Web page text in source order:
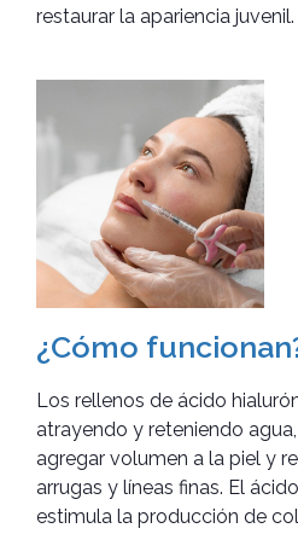
restaurar la apariencia juvenil.
¿Cómo
Los rellenos de ácido
atrayendo y reteniendo
agregar volumen a la piel y
arrugas y líneas finas. El
estimula la producción de